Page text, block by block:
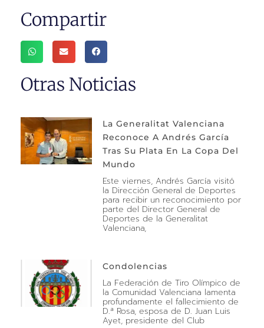
Compartir
Otras Noticias
La Generalitat Valenciana
Reconoce A Andrés García
Tras Su Plata En La Copa Del
Mundo
Este viernes, Andrés García visitó
la Dirección General de Deportes
para recibir un reconocimiento por
parte del Director General de
Deportes de la Generalitat
Valenciana,
Condolencias
La Federación de Tiro Olímpico de
la Comunidad Valenciana lamenta
profundamente el fallecimiento de
D.ª Rosa, esposa de D. Juan Luis
Ayet, presidente del Club